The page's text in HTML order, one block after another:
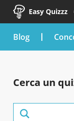
Easy Quizzz
blog
Cerca un